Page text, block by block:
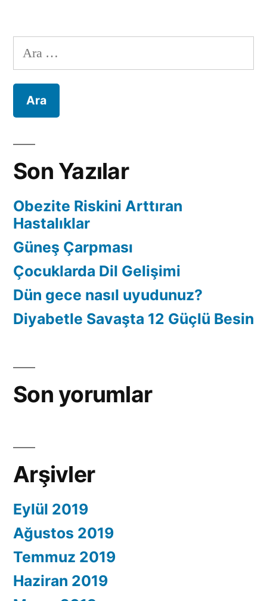
İğdeden
Gelen
Şifa
Kaynağı
Arama:
Son Yazılar
Obezite Riskini Arttıran
Hastalıklar
Güneş Çarpması
Çocuklarda Dil Gelişimi
Dün gece nasıl uyudunuz?
Diyabetle Savaşta 12 Güçlü Besin
Son yorumlar
Arşivler
Eylül 2019
Ağustos 2019
Temmuz 2019
Haziran 2019